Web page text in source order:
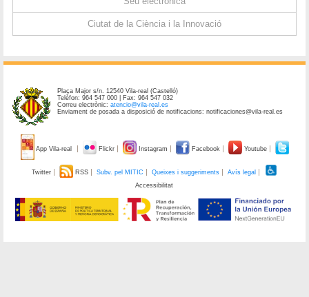
Ciutat de la Ciència i la Innovació
Plaça Major s/n. 12540 Vila-real (Castelló)
Telèfon: 964 547 000 | Fax: 964 547 032
Correu electrònic:atencio@vila-real.es
Enviament de posada a disposició de notificacions: notificaciones@vila-real.es
App Vila-real Flickr Instagram Facebook Youtube
Twitter RSS Subv. pel MITIC Queixes i suggeriments
Avís legal
Accessibilitat